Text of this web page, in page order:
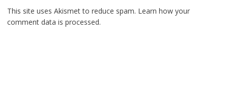
This site uses Akismet to reduce spam. Learn how your
comment data is processed.